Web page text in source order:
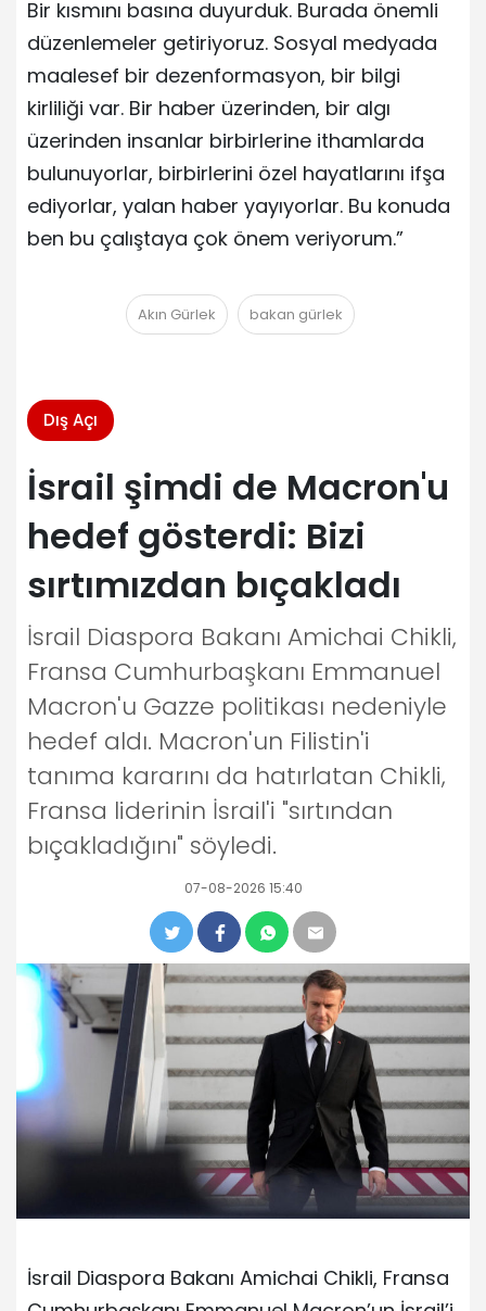
Bir kısmını basına duyurduk. Burada önemli
düzenlemeler getiriyoruz. Sosyal medyada
maalesef bir dezenformasyon, bir bilgi
kirliliği var. Bir haber üzerinden, bir algı
üzerinden insanlar birbirlerine ithamlarda
bulunuyorlar, birbirlerini özel hayatlarını ifşa
ediyorlar, yalan haber yayıyorlar. Bu konuda
ben bu çalıştaya çok önem veriyorum.”
Akın Gürlek bakan gürlek
Dış Açı
İsrail şimdi de Macron'u
hedef gösterdi: Bizi
sırtımızdan bıçakladı
İsrail Diaspora Bakanı Amichai Chikli,
Fransa Cumhurbaşkanı Emmanuel
Macron'u Gazze politikası nedeniyle
hedef aldı. Macron'un Filistin'i
tanıma kararını da hatırlatan Chikli,
Fransa liderinin İsrail'i "sırtından
bıçakladığını" söyledi.
07-08-2026 15:40
İsrail Diaspora Bakanı Amichai Chikli, Fransa